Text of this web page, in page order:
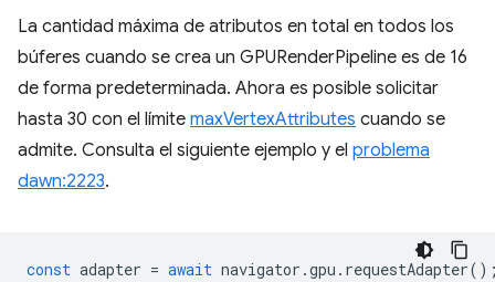
La cantidad máxima de atributos en total en todos los
búferes cuando se crea un GPURenderPipeline es de 16
de forma predeterminada. Ahora es posible solicitar
hasta 30 con el límite maxVertexAttributes cuando se
admite. Consulta el siguiente ejemplo y el problema
dawn:2223.
const adapter = await navigator .gpu . requestAdapter